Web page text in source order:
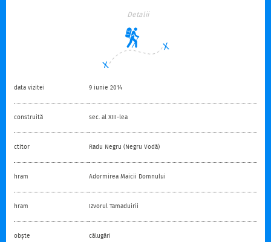
Detalii
data vizitei 9 iunie 2014
construită sec. al XIII-lea
ctitor Radu Negru (Negru Vodă)
hram Adormirea Maicii Domnului
hram Izvorul Tamaduirii
obște călugări